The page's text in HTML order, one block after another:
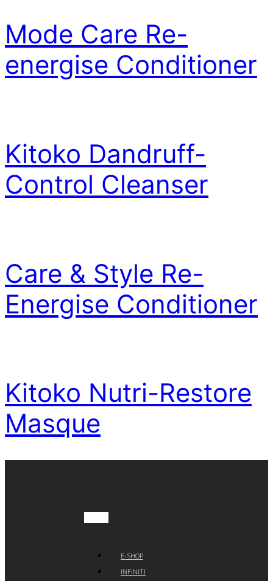
Mode Care Re-
energise Conditioner
Kitoko Dandruff-
Control Cleanser
Care & Style Re-
Energise Conditioner
Kitoko Nutri-Restore
Masque
E-SHOP
INFINITI